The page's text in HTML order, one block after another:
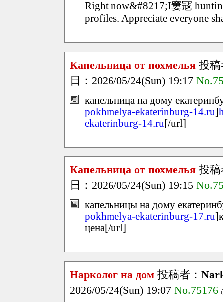
Right now&#8217;I窶冦
profiles. Appreciate everyone
Капельница от похмелья 投
日：2026/05/24(Sun) 19:17
капельница на дому
pokhmelya-ekaterinburg-14.ru]
ekaterinburg-14.ru [/url]
Капельница от похмелья 投
日：2026/05/24(Sun) 19:15
капельницы на дому
pokhmelya-ekaterinburg-17.ru
цена[/url]
Нарколог на дом 投稿者：
2026/05/24(Sun) 19:07 No.75176